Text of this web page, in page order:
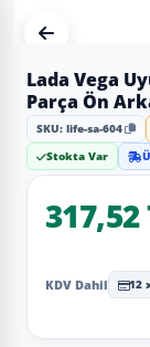
Lada Vega
Parça Ön
SKU: life-sa-604
Stokta Var
317,52
KDV Dahil 12